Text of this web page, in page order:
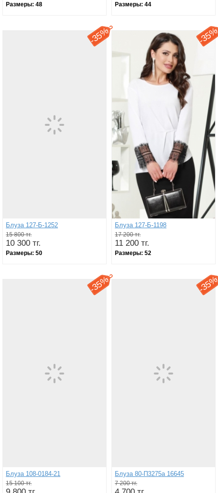
Размеры: 48 Размеры: 44
-
35%
Блуза 127-Б-1252
15 800 тг.
10 300 тг.
Размеры: 50
-
Блуза 127-Б-1198
17 200 тг.
11 200 тг.
Размеры: 52
-
35%
Блуза 108-0184-21
15 100 тг.
-
Блуза 80-П3275а 16645
7 200 тг.